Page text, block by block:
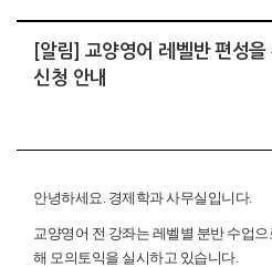
[알림] 교양영어 레벨반 편성
신청 안내
안녕하세요. 경제학과 사무실입니다.
교양영어 전 강좌는 레벨별 분반 수업
해 모의토익을 실시하고 있습니다.